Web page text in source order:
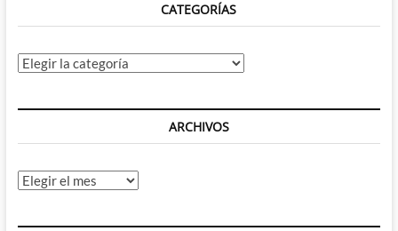
CATEGORÍAS
Categorías
ARCHIVOS
Archivos